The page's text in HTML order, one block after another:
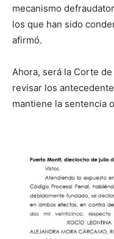
mecanismo
los que han sido
afirmó.
Ahora, será la Corte
revisar los
mantiene la sentencia